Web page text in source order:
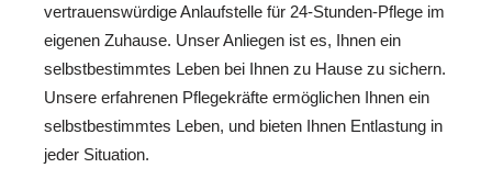
vertrauenswürdige Anlaufstelle für 24-Stunden-Pflege im
eigenen Zuhause. Unser Anliegen ist es, Ihnen ein
selbstbestimmtes Leben bei Ihnen zu Hause zu sichern.
Unsere erfahrenen Pflegekräfte ermöglichen Ihnen ein
selbstbestimmtes Leben, und bieten Ihnen Entlastung in
jeder Situation.